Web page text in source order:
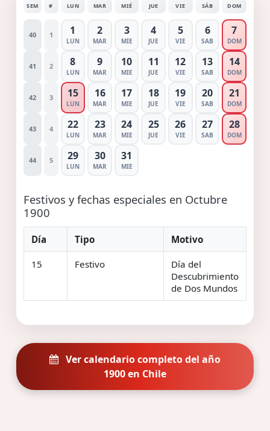
SEM # LUN MAR MIÉ JUE VIE SÁB DOM
40 1 1
LUN
2
MAR
3
MIE
4
JUE
5
VIE
6
SAB
7
DOM
41 2 8
LUN
9
MAR
10
MIE
11
JUE
12
VIE
13
SAB
14
DOM
42 3 15
LUN
16
MAR
17
MIE
18
JUE
19
VIE
20
SAB
21
DOM
43 4 22
LUN
23
MAR
24
MIE
25
JUE
26
VIE
27
SAB
28
DOM
44 5 29
LUN
30
MAR
31
MIE
Festivos y fechas especiales en Octubre
1900
Día Tipo Motivo
15 Festivo
Día del
Descubrimiento
de Dos Mundos
Ver calendario completo del año
1900 en Chile